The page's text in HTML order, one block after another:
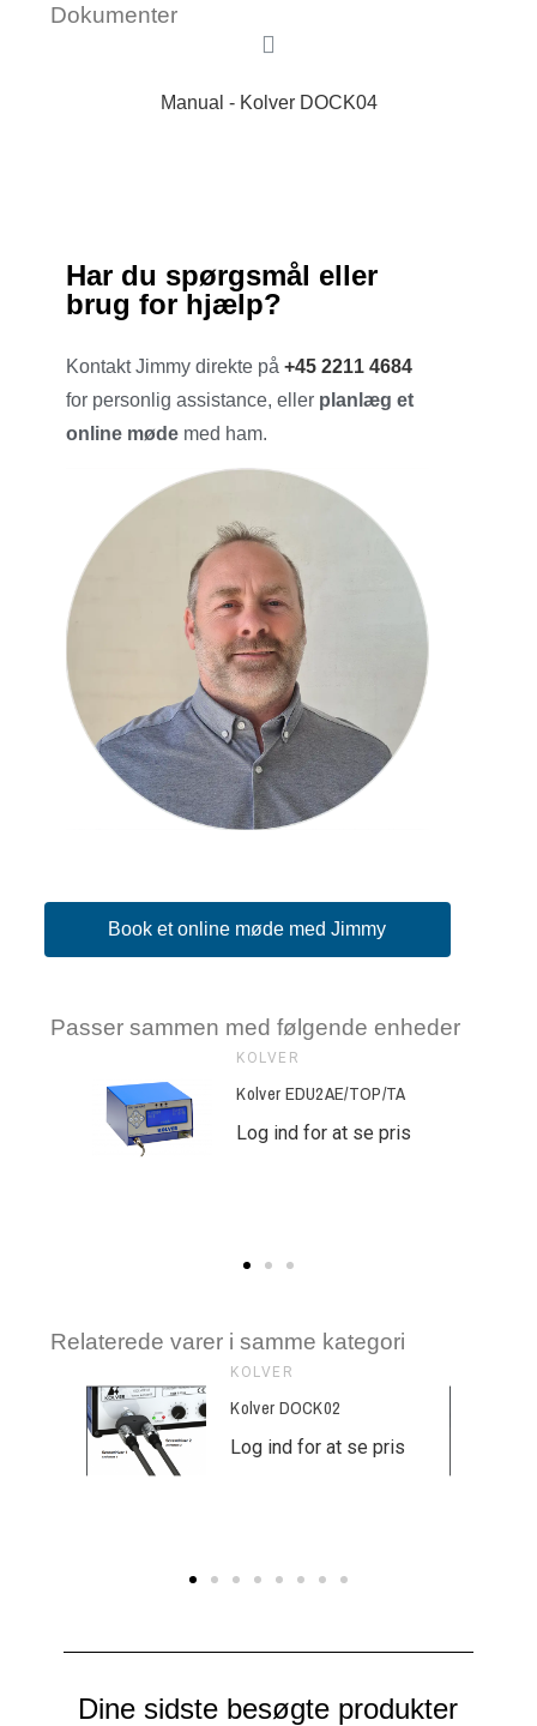
Dokumenter
Manual - Kolver DOCK04
Har du spørgsmål eller
brug for hjælp?
Kontakt Jimmy direkte på+45 2211 4684
for personlig assistance, eller planlæg et
online møde med ham.
Book et online møde med Jimmy
Passer sammen med følgende enheder
KOLVER
Kolver EDU2AE/TOP/TA
Log ind for at se pris
Relaterede varer i samme kategori
KOLVER
Kolver DOCK02
Log ind for at se pris
Dine sidste besøgte produkter